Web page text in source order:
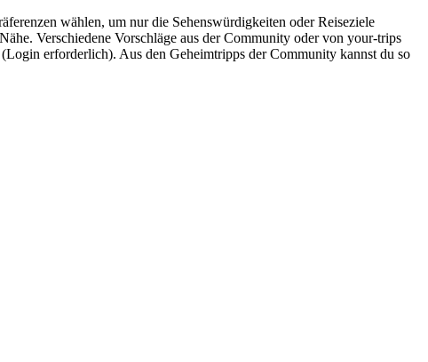
wählen, um nur die Sehenswürdigkeiten oder Reiseziele
Verschiedene Vorschläge aus der Community oder von your-trips
erforderlich). Aus den Geheimtripps der Community kannst du so